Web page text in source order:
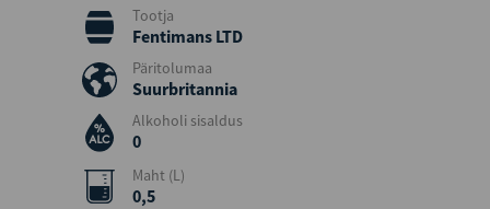
Tootja
Fentimans LTD
Päritolumaa
Suurbritannia
Alkoholi sisaldus
0
Maht (L)
0,5